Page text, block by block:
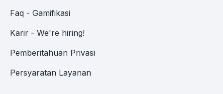
Faq - Gamifikasi
Karir - We're hiring!
Pemberitahuan Privasi
Persyaratan Layanan